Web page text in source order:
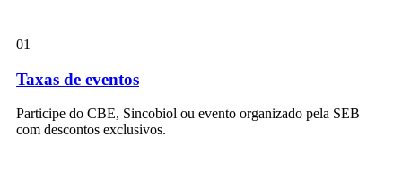
01
Taxas de eventos
Participe do CBE, Sincobiol ou evento organizado pela SEB
com descontos exclusivos.